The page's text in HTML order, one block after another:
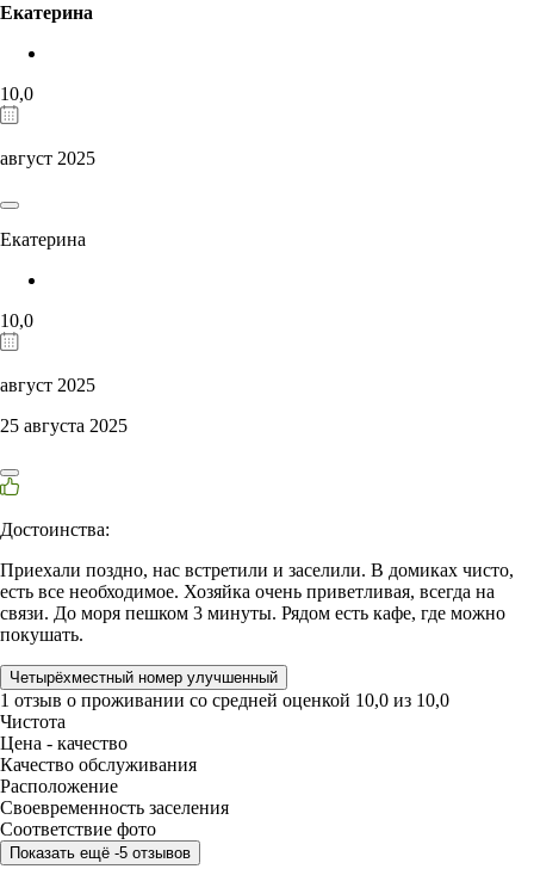
Екатерина
10,0
август 2025
Екатерина
10,0
август 2025
25 августа 2025
Достоинства:
Приехали поздно, нас встретили и заселили. В домиках чисто,
есть все необходимое. Хозяйка очень приветливая, всегда на
связи. До моря пешком 3 минуты. Рядом есть кафе, где можно
покушать.
Четырёхместный номер улучшенный
1 отзыв о проживании со средней оценкой 10,0 из 10,0
Чистота
Цена - качество
Качество обслуживания
Расположение
Своевременность заселения
Соответствие фото
Показать ещё -5 отзывов